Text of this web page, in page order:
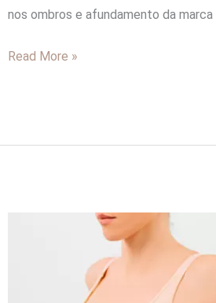
nos ombros e afundamento da
Read More »